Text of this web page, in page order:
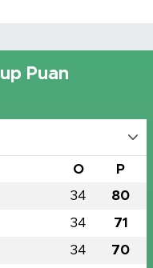
Puan
O P
34 80
34 71
34 70